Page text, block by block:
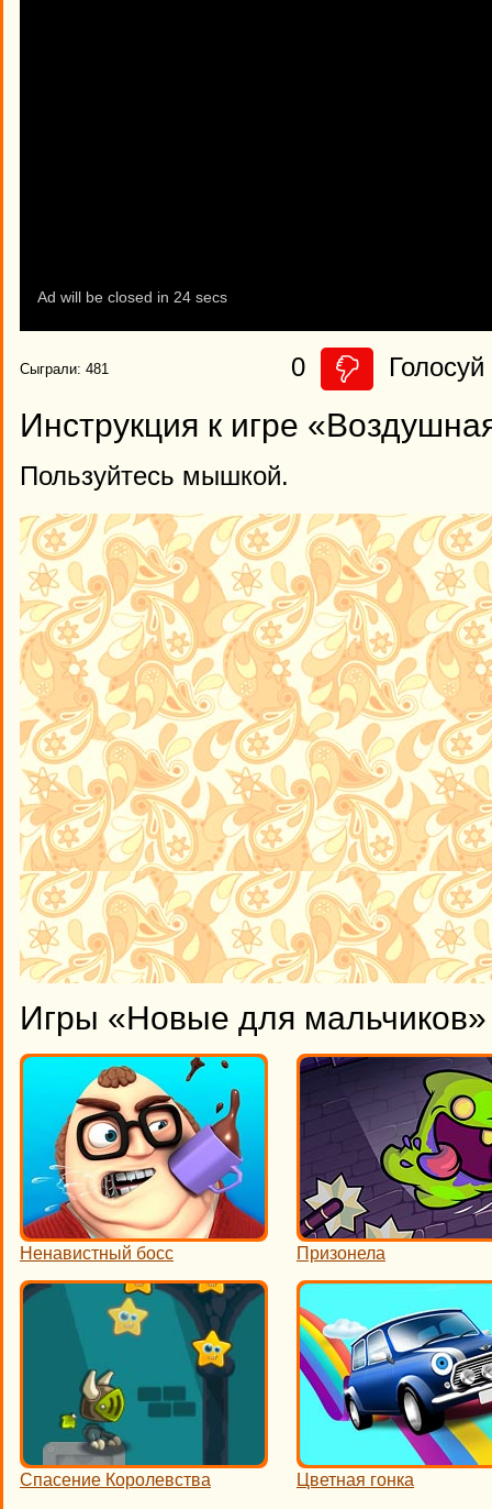
Сыграли: 481 0 Голосуй
Инструкция к игре
Пользуйтесь мышкой.
Игры «Новые для мальчиков»
Ненавистный босс Призонела
Спасение Королевства Цветная гонка